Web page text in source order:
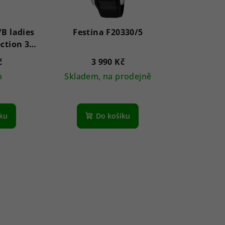
ladies
37
Festina F20330/5
3 990 Kč
Skladem, na prodejně
hodnocení
produktu
je
Do košíku